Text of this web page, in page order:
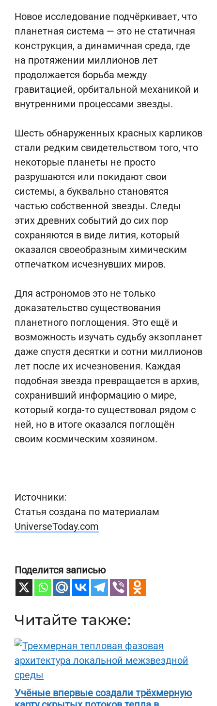
Новое исследование подчёркивает, что
планетная система — это не статичная
конструкция, а динамичная среда, где
на протяжении миллионов лет
продолжается борьба между
гравитацией, орбитальной механикой и
внутренними процессами звезды.
Шесть обнаруженных красных карликов
стали редким свидетельством того, что
некоторые планеты не просто
разрушаются или покидают свои
системы, а буквально становятся
частью собственной звезды. Следы
этих древних событий до сих пор
сохраняются в виде лития, который
оказался своеобразным химическим
отпечатком исчезнувших миров.
Для астрономов это не только
доказательство существования
планетного поглощения. Это ещё и
возможность изучать судьбу экзопланет
даже спустя десятки и сотни миллионов
лет после их исчезновения. Каждая
подобная звезда превращается в архив,
сохранивший информацию о мире,
который когда-то существовал рядом с
ней, но в итоге оказался поглощён
своим космическим хозяином.
Источники:
Статья создана по материалам
UniverseToday.com
Поделится записью
Читайте также:
Учёные впервые создали трёхмерную